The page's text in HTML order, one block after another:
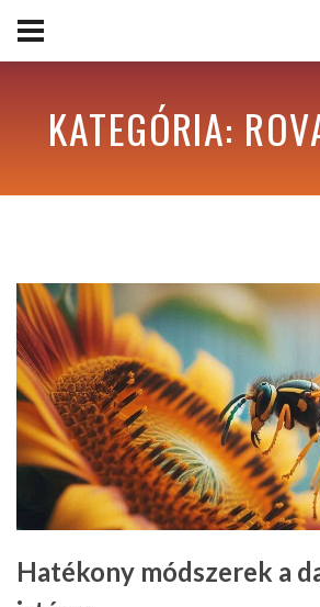
KATEGÓRIA:
Hatékony módszerek a